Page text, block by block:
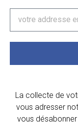
La collecte de
vous adresser
vous